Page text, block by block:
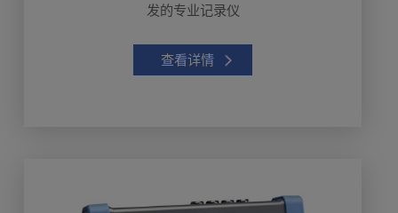
发的专业记录仪
查看详情